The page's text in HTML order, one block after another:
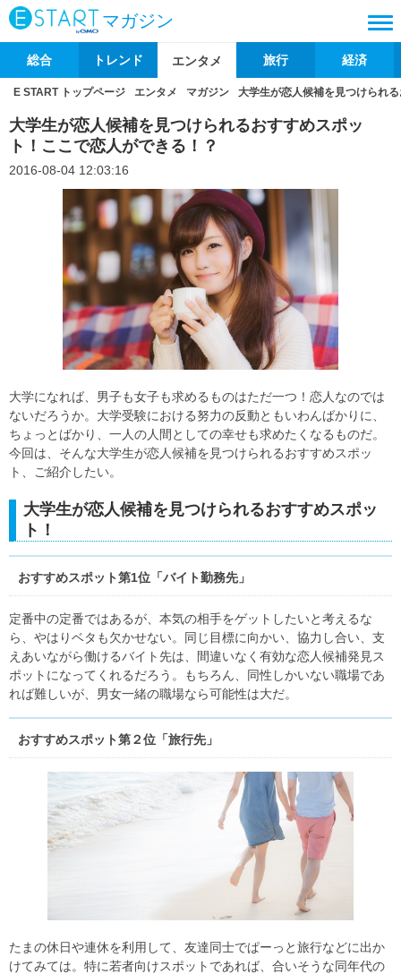
マガジン
総合 トレンド エンタメ 旅行 経済
E START トップページ エンタメ マガジン 大学生が恋人候補を見つけられ
大学生が恋人候補を見つけられるおすすめスポッ
ト！ここで恋人ができる！？
2016-08-04 12:03:16
大学になれば、男子も女子も求めるものはただ一つ！恋人なのでは
ないだろうか。大学受験における努力の反動ともいわんばかりに、
ちょっとばかり、一人の人間としての幸せも求めたくなるものだ。
今回は、そんな大学生が恋人候補を見つけられるおすすめスポッ
ト、ご紹介したい。
大学生が恋人候補を見つけられるおすすめスポッ
ト！
おすすめスポット第1位「バイト勤務先」
定番中の定番ではあるが、本気の相手をゲットしたいと考えるな
ら、やはりベタも欠かせない。同じ目標に向かい、協力し合い、支
えあいながら働けるバイト先は、間違いなく有効な恋人候補発見ス
ポットになってくれるだろう。もちろん、同性しかいない職場であ
れば難しいが、男女一緒の職場なら可能性は大だ。
おすすめスポット第２位「旅行先」
たまの休日や連休を利用して、友達同士でぱーっと旅行などに出か
けてみては。特に若者向けスポットであれば、合いそうな同年代の